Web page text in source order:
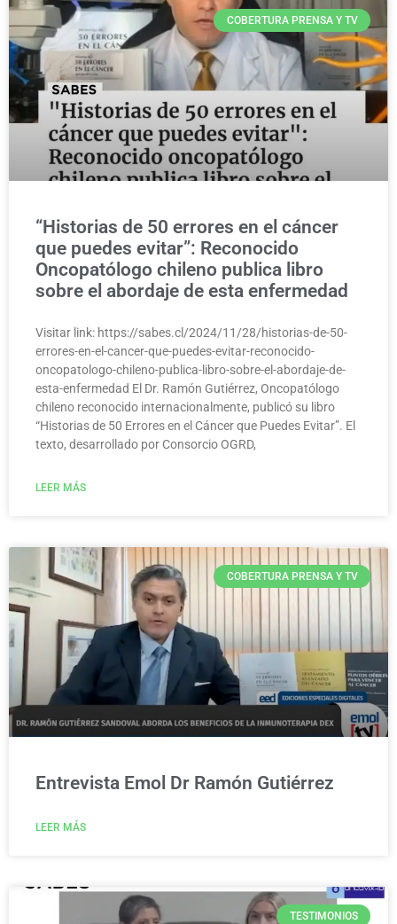
COBERTURA PRENSA Y TV
“Historias de 50 errores en el cáncer
que puedes evitar”: Reconocido
Oncopatólogo chileno publica libro
sobre el abordaje de esta enfermedad
Visitar link: https://sabes.cl/2024/11/28/historias-de-50-
errores-en-el-cancer-que-puedes-evitar-reconocido-
oncopatologo-chileno-publica-libro-sobre-el-abordaje-de-
esta-enfermedad El Dr. Ramón Gutiérrez, Oncopatólogo
chileno reconocido internacionalmente, publicó su libro
“Historias de 50 Errores en el Cáncer que Puedes Evitar”. El
texto, desarrollado por Consorcio OGRD,
LEER MÁS
COBERTURA PRENSA Y TV
Entrevista Emol Dr Ramón Gutiérrez
LEER MÁS
TESTIMONIOS